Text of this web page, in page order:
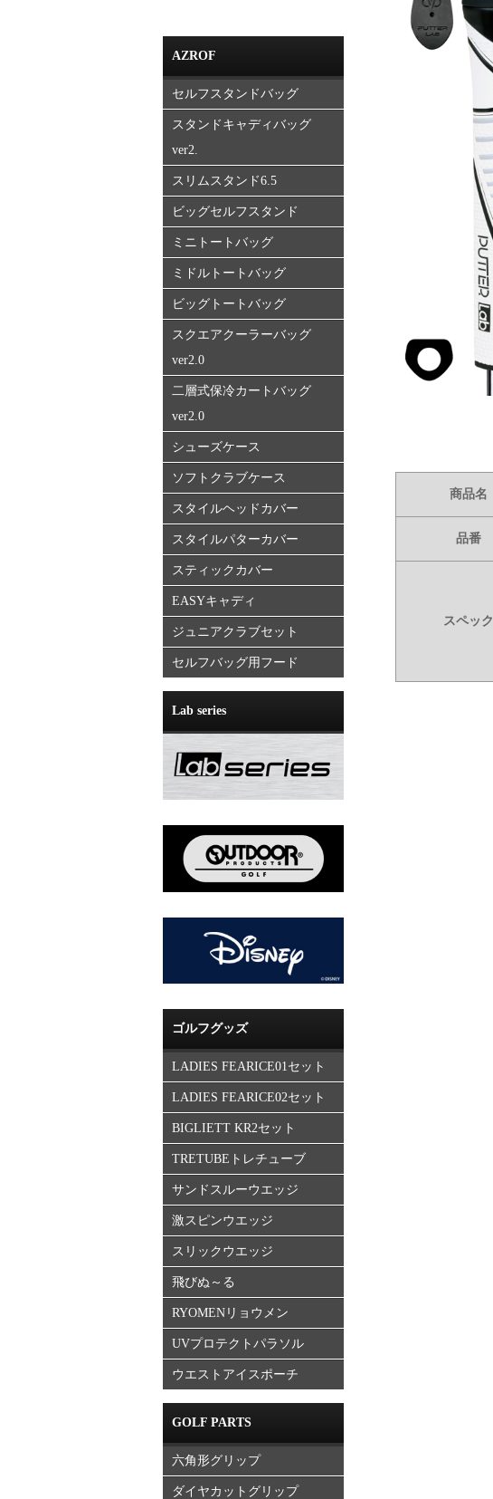
商品名
品番
スペック
AZROF
セルフスタンドバッグ
スタンドキャディバッグ
ver2.
スリムスタンド6.5
ビッグセルフスタンド
ミニトートバッグ
ミドルトートバッグ
ビッグトートバッグ
スクエアクーラーバッグ
ver2.0
二層式保冷カートバッグ
ver2.0
シューズケース
ソフトクラブケース
スタイルヘッドカバー
スタイルパターカバー
スティックカバー
EASYキャディ
ジュニアクラブセット
セルフバッグ用フード
Lab series
ゴルフグッズ
LADIES FEARICE01セット
LADIES FEARICE02セット
BIGLIETT KR2セット
TRETUBEトレチューブ
サンドスルーウエッジ
激スピンウエッジ
スリックウエッジ
飛びぬ～る
RYOMENリョウメン
UVプロテクトパラソル
ウエストアイスポーチ
GOLF PARTS
六角形グリップ
ダイヤカットグリップ